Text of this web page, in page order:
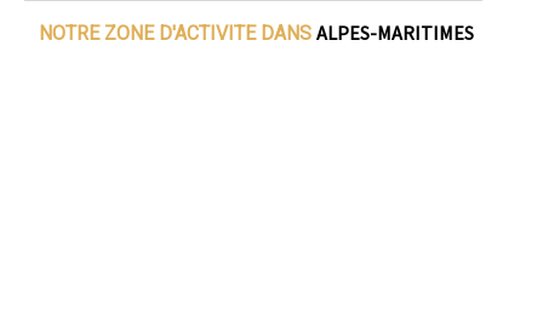
NOTRE ZONE D'ACTIVITE DANSALPES-MARITIMES